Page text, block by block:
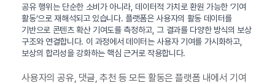
공유 행위는 단순한 소비가 아니라, 데이터적 가치로 환원 가능한 ‘기여
활동’으로 재해석되고 있습니다. 플랫폼은 사용자의 활동 데이터를
기반으로 콘텐츠 확산 기여도를 측정하고, 그 결과를 다양한 방식의 보상
구조와 연결합니다. 이 과정에서 데이터는 사용자 기여를 가시화하고,
보상의 합리성을 강화하는 핵심 근거로 작용합니다.
사용자의 공유, 댓글, 추천 등 모든 활동은 플랫폼 내에서 기여